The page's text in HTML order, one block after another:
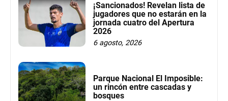
¡Sancionados! Revelan lista de
jugadores que no estarán en la
jornada cuatro del Apertura
2026
6 agosto, 2026
Parque Nacional El Imposible:
un rincón entre cascadas y
bosques